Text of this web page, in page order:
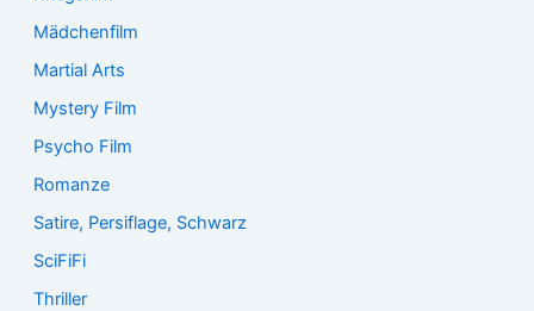
Mädchenfilm
Martial Arts
Mystery Film
Psycho Film
Romanze
Satire, Persiflage, Schwarz
SciFiFi
Thriller